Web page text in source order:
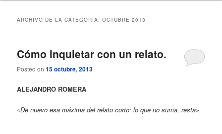
ARCHIVO DE LA CATEGORÍA:OCTUBRE 2013
Cómo inquietar con un relato.
Posted on15 octubre, 2013
ALEJANDRO ROMERA
«De nuevo esa máxima del relato corto: lo que no suma, resta».